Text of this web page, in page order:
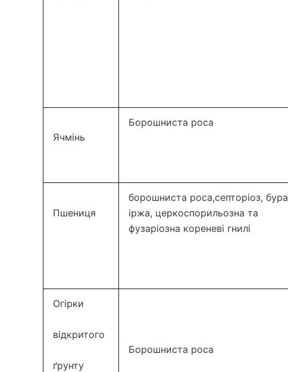
Ячмінь
Борошниста роса
Пшениця
борошниста роса,септоріоз, бура
іржа, церкоспорильозна та
фузаріозна кореневі гнилі
Огірки
відкритого
ґрунту
Борошниста роса